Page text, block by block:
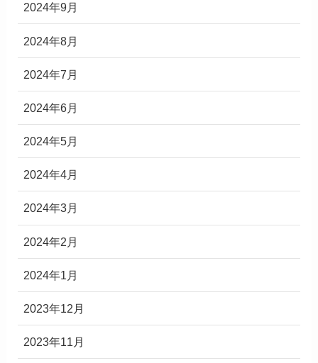
2024年9月
2024年8月
2024年7月
2024年6月
2024年5月
2024年4月
2024年3月
2024年2月
2024年1月
2023年12月
2023年11月